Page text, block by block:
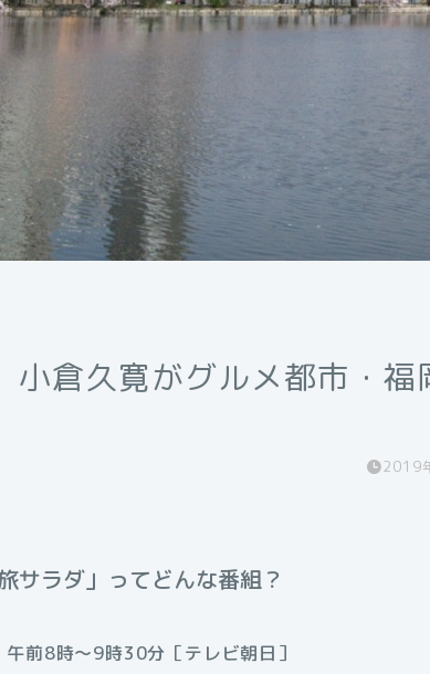
小倉久寛がグルメ都市・福
2019
サラダ」ってどんな番組？
前8時～9時30分［テレビ朝日］